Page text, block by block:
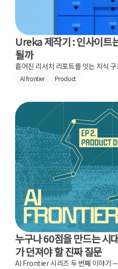
Ureka 제작기 : 인사이트
될까
흩어진 리서치 리포트를 잇는 지식 구
AI frontier Product
누구나 60점을 만드는 시
가 던져야 할 진짜 질문
AI Frontier 시리즈 두 번째 이야기